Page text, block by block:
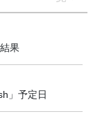
果
」予定日